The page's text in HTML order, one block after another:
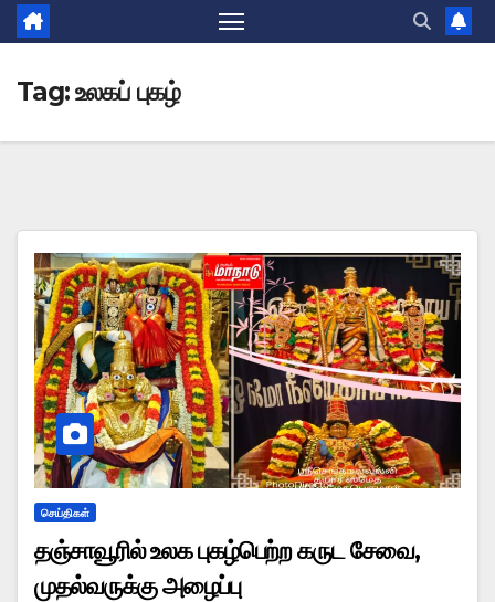
Tag:உலகப் புகழ்
செய்திகள்
தஞ்சாவூரில் உலக புகழ்பெற்ற கருட சேவை,
முதல்வருக்கு அழைப்பு